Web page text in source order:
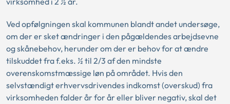
Ved opfølgningen skal kommunen blandt andet undersøge,
om der er sket ændringer i den pågældendes arbejdsevne
og skånebehov, herunder om der er behov for at ændre
tilskuddet fra f.eks. ½ til 2/3 af den mindste
overenskomstmæssige løn på området. Hvis den
selvstændigt erhvervsdrivendes indkomst (overskud) fra
virksomheden falder år for år eller bliver negativ, skal det